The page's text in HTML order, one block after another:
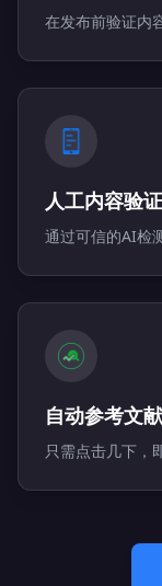
在发布前验证内
人工内容验
通过可信的AI检
自动参考文
只需点击几下，